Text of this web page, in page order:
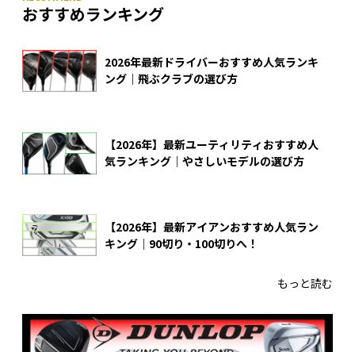
おすすめランキング
2026年最新ドライバーおすすめ人気ランキ
ング｜飛ぶクラブの選び方
【2026年】最新ユーティリティおすすめ人
気ランキング｜やさしいモデルの選び方
【2026年】最新アイアンおすすめ人気ラン
キング｜90切り・100切りへ！
もっと読む